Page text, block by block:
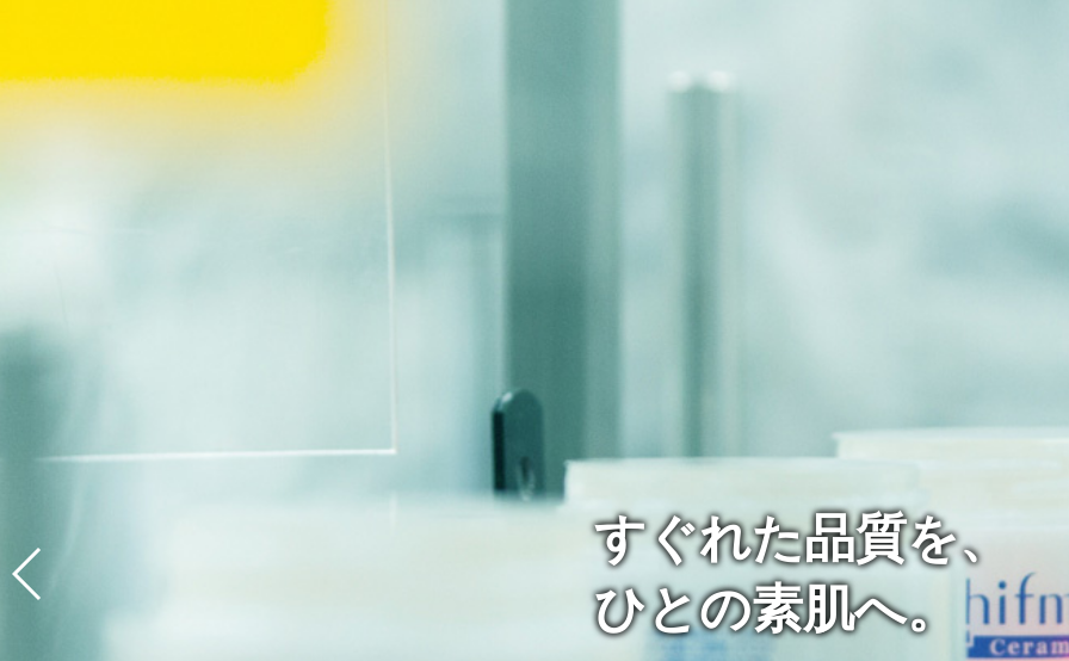
すぐれた品質を、
ひとの素肌へ。
技術者の誇りと
魂をこめて。